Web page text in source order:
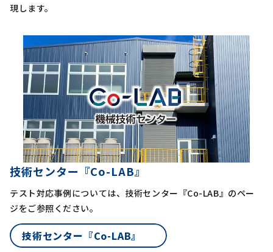
現します。
技術センター『Co-LAB』
テスト対応事例については、技術センター『Co-LAB』のペー
ジをご参照ください。
技術センター『Co-LAB』